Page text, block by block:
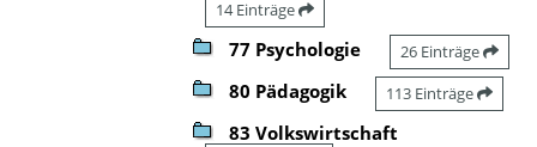
14 Einträge
77 Psychologie 26 Einträge
80 Pädagogik 113 Einträge
83 Volkswirtschaft